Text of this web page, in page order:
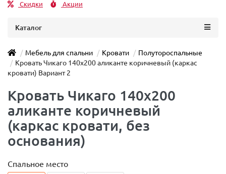
Скидки Акции
Каталог
Мебель для спальни Кровати
Полутороспальные
Кровать Чикаго 140х200 аликанте коричневый (каркас
кровати) Вариант 2
Кровать Чикаго 140х200
аликанте коричневый
(каркас кровати, без
основания)
Спальное место